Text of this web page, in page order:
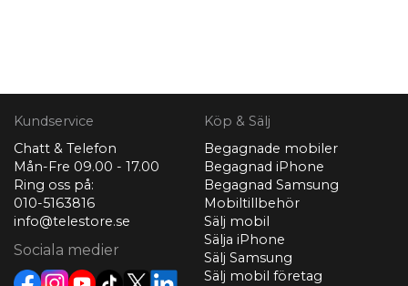
Kundservice
Chatt & Telefon
Mån-Fre 09.00 - 17.00
Ring oss på:
010-5163816
info@telestore.se
Sociala medier
Köp & Sälj
Begagnade mobiler
Begagnad iPhone
Begagnad Samsung
Mobiltillbehör
Sälj mobil
Sälja iPhone
Sälj Samsung
Sälj mobil företag